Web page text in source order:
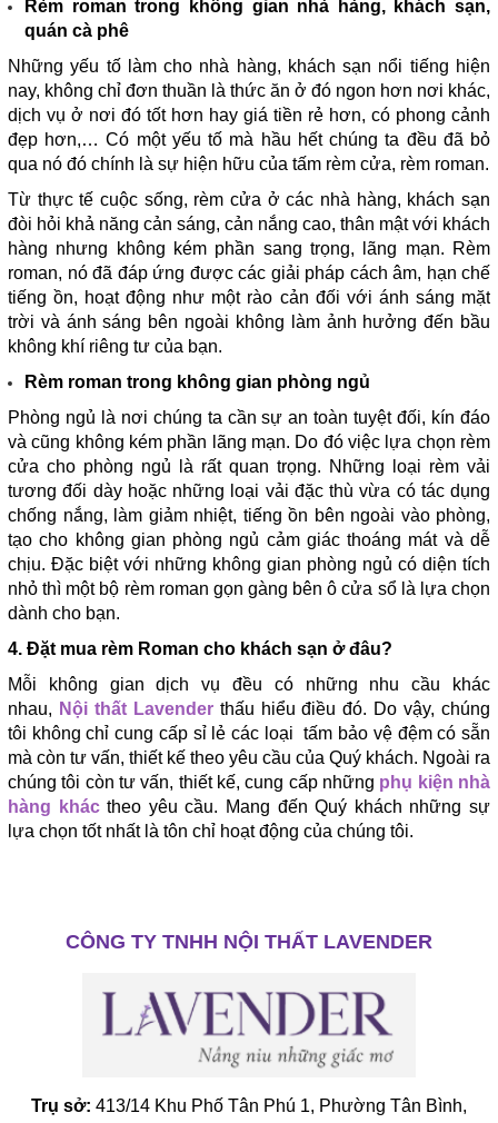
Rèm roman trong không gian nhà hàng, khách sạn,
quán cà phê
Những yếu tố làm cho nhà hàng, khách sạn nổi tiếng hiện
nay, không chỉ đơn thuần là thức ăn ở đó ngon hơn nơi khác,
dịch vụ ở nơi đó tốt hơn hay giá tiền rẻ hơn, có phong cảnh
đẹp hơn,… Có một yếu tố mà hầu hết chúng ta đều đã bỏ
qua nó đó chính là sự hiện hữu của tấm rèm cửa, rèm roman.
Từ thực tế cuộc sống, rèm cửa ở các nhà hàng, khách sạn
đòi hỏi khả năng cản sáng, cản nắng cao, thân mật với khách
hàng nhưng không kém phần sang trọng, lãng mạn. Rèm
roman, nó đã đáp ứng được các giải pháp cách âm, hạn chế
tiếng ồn, hoạt động như một rào cản đối với ánh sáng mặt
trời và ánh sáng bên ngoài không làm ảnh hưởng đến bầu
không khí riêng tư của bạn.
Rèm roman trong không gian phòng ngủ
Phòng ngủ là nơi chúng ta cần sự an toàn tuyệt đối, kín đáo
và cũng không kém phần lãng mạn. Do đó việc lựa chọn rèm
cửa cho phòng ngủ là rất quan trọng. Những loại rèm vải
tương đối dày hoặc những loại vải đặc thù vừa có tác dụng
chống nắng, làm giảm nhiệt, tiếng ồn bên ngoài vào phòng,
tạo cho không gian phòng ngủ cảm giác thoáng mát và dễ
chịu. Đặc biệt với những không gian phòng ngủ có diện tích
nhỏ thì một bộ rèm roman gọn gàng bên ô cửa sổ là lựa chọn
dành cho bạn.
4. Đặt mua rèm Roman cho khách sạn ở đâu?
Mỗi không gian dịch vụ đều có những nhu cầu khác
nhau, Nội thất Lavenderthấu hiểu điều đó. Do vậy, chúng
tôi không chỉ cung cấp sỉ lẻ các loại tấm bảo vệ đệm có sẵn
mà còn tư vấn, thiết kế theo yêu cầu của Quý khách. Ngoài ra
chúng tôi còn tư vấn, thiết kế, cung cấp những phụ kiện nhà
hàng khác theo yêu cầu. Mang đến Quý khách những sự
lựa chọn tốt nhất là tôn chỉ hoạt động của chúng tôi.
CÔNG TY TNHH NỘI THẤT LAVENDER
Trụ sở: 413/14 Khu Phố Tân Phú 1, Phường Tân Bình,